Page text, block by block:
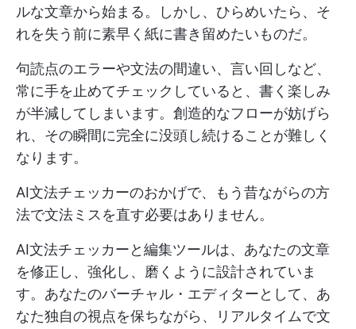
ルな文章から始まる。しかし、ひらめいたら、そ
れを失う前に素早く紙に書き留めたいものだ。
句読点のエラーや文法の間違い、言い回しなど、
常に手を止めてチェックしていると、書く楽しみ
が半減してしまいます。創造的なフローが妨げら
れ、その瞬間に完全に没頭し続けることが難しく
なります。
AI文法チェッカーのおかげで、もう昔ながらの方
法で文法ミスを直す必要はありません。
AI文法チェッカーと編集ツールは、あなたの文章
を修正し、強化し、磨くように設計されていま
す。あなたのバーチャル・エディターとして、あ
なた独自の視点を保ちながら、リアルタイムで文